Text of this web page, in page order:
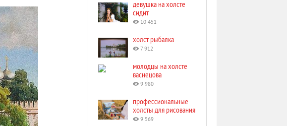
девушка на холсте
сидит
10 451
холст рыбалка
7 912
молодцы на холсте
васнецова
9 980
профессиональные
холсты для рисования
9 569